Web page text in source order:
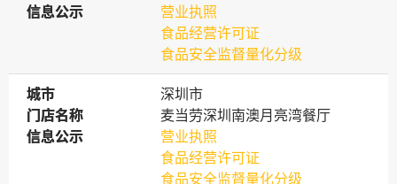
信息公示
信息公示
营业执照
食品经营许可证
食品安全监督量化分级
城市
城市
深圳市
门店名称
门店名称
麦当劳深圳南澳月亮湾餐厅
信息公示
信息公示
营业执照
食品经营许可证
食品安全监督量化分级